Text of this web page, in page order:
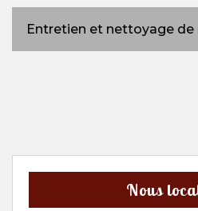
Entretien et nettoyage de
Nous